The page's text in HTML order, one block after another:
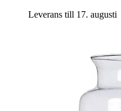
Leverans till 17. augusti